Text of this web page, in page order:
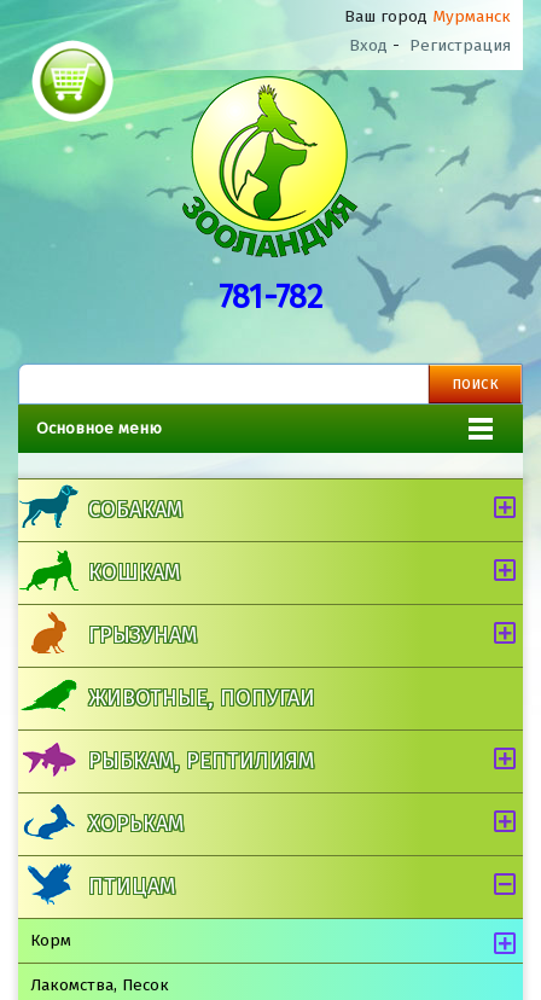
Ваш город Мурманск
Вход - Регистрация
781-782
Основное меню
СОБАКАМ
КОШКАМ
ГРЫЗУНАМ
ЖИВОТНЫЕ, ПОПУГАИ
РЫБКАМ, РЕПТИЛИЯМ
ХОРЬКАМ
ПТИЦАМ
Корм
Лакомства, Песок